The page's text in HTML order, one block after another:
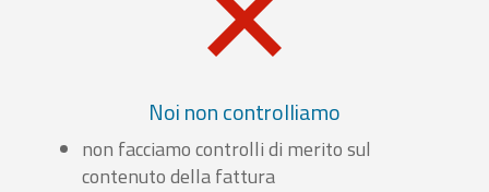
Noi non controlliamo
non facciamo controlli di merito sul
contenuto della fattura